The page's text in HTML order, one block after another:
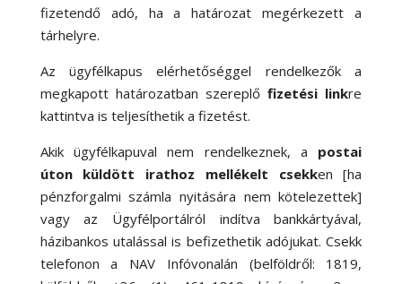
fizetendő adó, ha a határozat megérkezett a
tárhelyre.
Az ügyfélkapus elérhetőséggel rendelkezők a
megkapott határozatban szereplőfizetési linkre
kattintva is teljesíthetik a fizetést.
Akik ügyfélkapuval nem rendelkeznek, a postai
úton küldött irathoz mellékelt csekken [ha
pénzforgalmi számla nyitására nem kötelezettek]
vagy az Ügyfélportálról indítva bankkártyával,
házibankos utalással is befizethetik adójukat. Csekk
telefonon a NAV Infóvonalán (belföldről: 1819,